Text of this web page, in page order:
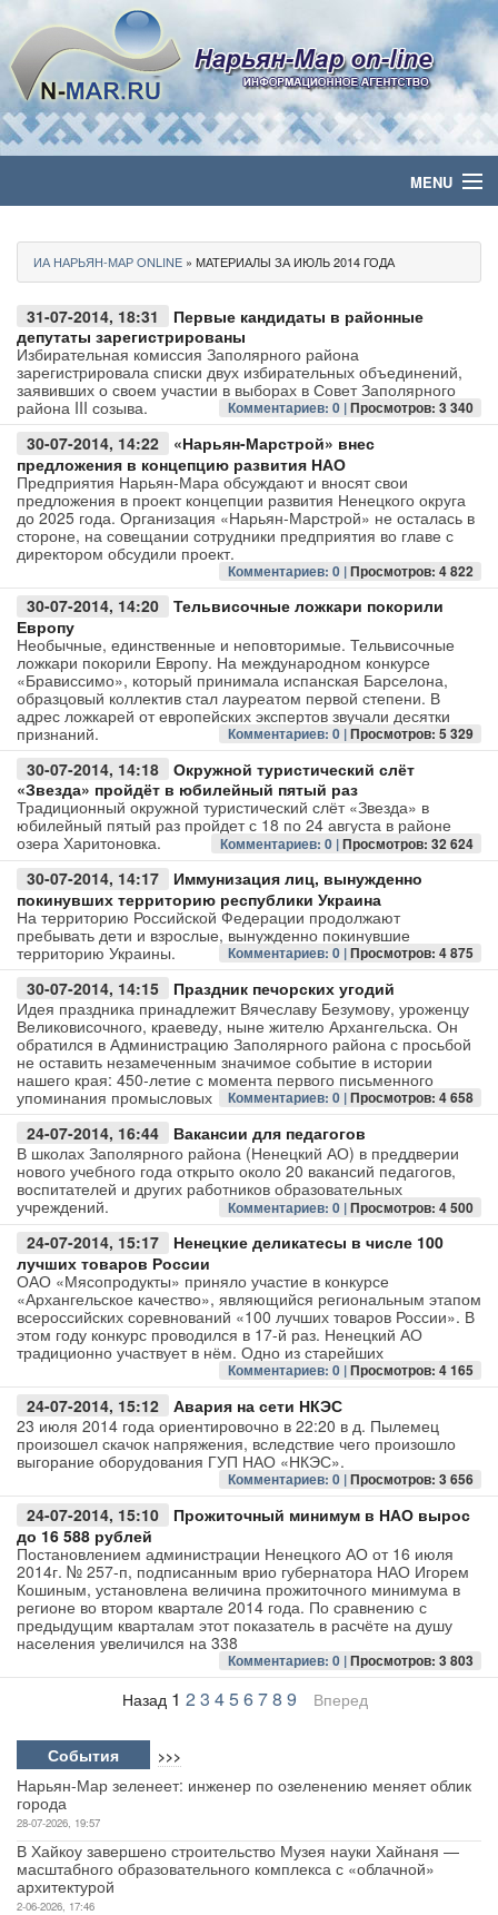
MENU
Политика
Бизнес
Общество
Культура
Медиа
Авто
Спорт
Контакты
ИА НАРЬЯН-МАР ONLINE » МАТЕРИАЛЫ ЗА ИЮЛЬ 2014 ГОДА
31-07-2014, 18:31
Первые кандидаты в районные
депутаты зарегистрированы
Избирательная комиссия Заполярного района
зарегистрировала списки двух избирательных объединений,
заявивших о своем участии в выборах в Совет Заполярного
района III созыва.
Комментариев: 0 |Просмотров: 3 340
30-07-2014, 14:22
«Нарьян-Марстрой» внес
предложения в концепцию развития НАО
Предприятия Нарьян-Мара обсуждают и вносят свои
предложения в проект концепции развития Ненецкого округа
до 2025 года. Организация «Нарьян-Марстрой» не осталась в
стороне, на совещании сотрудники предприятия во главе с
директором обсудили проект.
Комментариев: 0 |Просмотров: 4 822
30-07-2014, 14:20
Тельвисочные ложкари покорили
Европу
Необычные, единственные и неповторимые. Тельвисочные
ложкари покорили Европу. На международном конкурсе
«Брависсимо», который принимала испанская Барселона,
образцовый коллектив стал лауреатом первой степени. В
адрес ложкарей от европейских экспертов звучали десятки
признаний.
Комментариев: 0 |Просмотров: 5 329
30-07-2014, 14:18
Окружной туристический слёт
«Звезда» пройдёт в юбилейный пятый раз
Традиционный окружной туристический слёт «Звезда» в
юбилейный пятый раз пройдет с 18 по 24 августа в районе
озера Харитоновка.
Комментариев: 0 |Просмотров: 32 624
30-07-2014, 14:17
Иммунизация лиц, вынужденно
покинувших территорию республики Украина
На территорию Российской Федерации продолжают
пребывать дети и взрослые, вынужденно покинувшие
территорию Украины.
Комментариев: 0 |Просмотров: 4 875
30-07-2014, 14:15
Праздник печорских угодий
Идея праздника принадлежит Вячеславу Безумову, уроженцу
Великовисочного, краеведу, ныне жителю Архангельска. Он
обратился в Администрацию Заполярного района с просьбой
не оставить незамеченным значимое событие в истории
нашего края: 450-летие с момента первого письменного
упоминания промысловых
Комментариев: 0 |Просмотров: 4 658
24-07-2014, 16:44
Вакансии для педагогов
В школах Заполярного района (Ненецкий АО) в преддверии
нового учебного года открыто около 20 вакансий педагогов,
воспитателей и других работников образовательных
учреждений.
Комментариев: 0 |Просмотров: 4 500
24-07-2014, 15:17
Ненецкие деликатесы в числе 100
лучших товаров России
ОАО «Мясопродукты» приняло участие в конкурсе
«Архангельское качество», являющийся региональным этапом
всероссийских соревнований «100 лучших товаров России». В
этом году конкурс проводился в 17-й раз. Ненецкий АО
традиционно участвует в нём. Одно из старейших
Комментариев: 0 |Просмотров: 4 165
24-07-2014, 15:12
Авария на сети НКЭС
23 июля 2014 года ориентировочно в 22:20 в д. Пылемец
произошел скачок напряжения, вследствие чего произошло
выгорание оборудования ГУП НАО «НКЭС».
Комментариев: 0 |Просмотров: 3 656
24-07-2014, 15:10
Прожиточный минимум в НАО вырос
до 16 588 рублей
Постановлением администрации Ненецкого АО от 16 июля
2014г. № 257-п, подписанным врио губернатора НАО Игорем
Кошиным, установлена величина прожиточного минимума в
регионе во втором квартале 2014 года. По сравнению с
предыдущим кварталам этот показатель в расчёте на душу
населения увеличился на 338
Комментариев: 0 |Просмотров: 3 803
Назад 1 2 3 45678 9 Вперед
События >>>
Нарьян-Мар зеленеет: инженер по озеленению меняет облик
города
28-07-2026, 19:57
В Хайкоу завершено строительство Музея науки Хайнаня —
масштабного образовательного комплекса с «облачной»
архитектурой
2-06-2026, 17:46